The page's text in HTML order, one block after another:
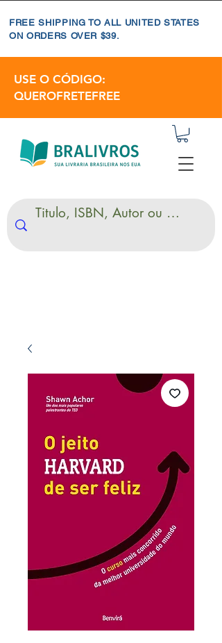
FREE SHIPPING TO ALL UNITED STATES
ON ORDERS OVER $39.
USE O CÓDIGO:
QUEROFRETEFREE